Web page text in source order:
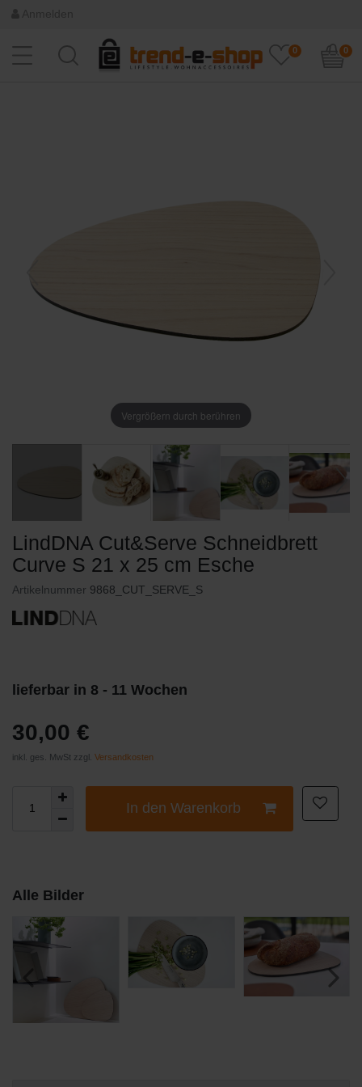
0 0
Vergrößern durch berühren
LindDNA Cut&Serve Schneidbrett
Curve S 21 x 25 cm Esche
Artikelnummer 9868_CUT_SERVE_S
lieferbar in 8 - 11 Wochen
30,00 €
inkl. ges. MwSt zzgl. Versandkosten
In den Warenkorb
Alle Bilder